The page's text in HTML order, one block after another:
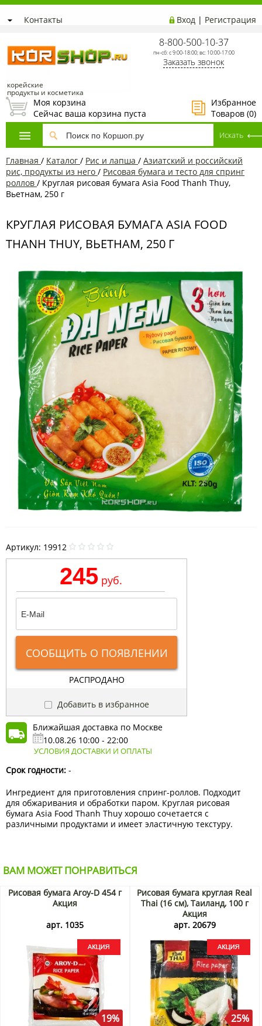
Контакты Вход | Регистрация
корейские
продукты и косметика
8-800-500-10-37
пн-сб: с 9:00-18:00; вс: 10:00-17:00
Заказать звонок
Избранное
Товаров (0)
Моя корзина
Сейчас ваша корзина пуста
Главная / Каталог / Рис и лапша / Азиатский и российский
рис, продукты из него / Рисовая бумага и тесто для спринг
роллов / Круглая рисовая бумага Asia Food Thanh Thuy,
Вьетнам, 250 г
КРУГЛАЯ РИСОВАЯ БУМАГА ASIA FOOD
THANH THUY, ВЬЕТНАМ, 250 Г
Артикул: 19912
245 руб.
СООБЩИТЬ О ПОЯВЛЕНИИ
РАСПРОДАНО
Добавить в избранное
Ближайшая доставка по Москве
10.08.26 10:00 - 22:00
УСЛОВИЯ ДОСТАВКИ И ОПЛАТЫ
Срок годности: -
Ингредиент для приготовления спринг-роллов. Подходит
для обжаривания и обработки паром. Круглая рисовая
бумага Asia Food Thanh Thuy хорошо сочетается с
различными продуктами и имеет эластичную текстуру.
ВАМ МОЖЕТ ПОНРАВИТЬСЯ
Рисовая бумага Aroy-D 454 г
Акция
арт. 1035
19%
Рисовая бумага круглая Real
Thai (16 см), Таиланд, 100 г
Акция
арт. 20679
25%